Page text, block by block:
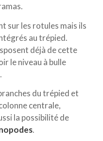
sur les rotules mais ils
au trépied.
déjà de cette
le niveau à bulle
du trépied et
centrale,
la possibilité de
.